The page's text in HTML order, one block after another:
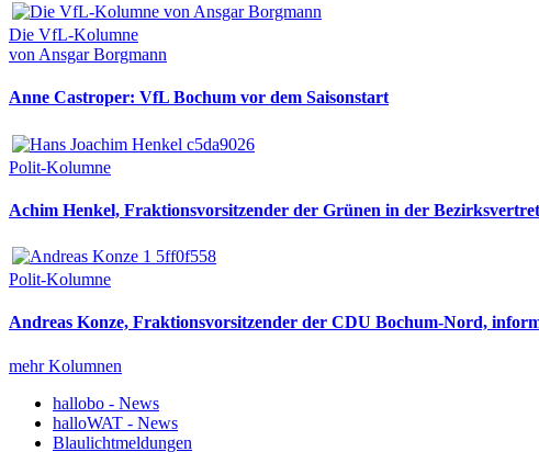
Die VfL-Kolumne
von Ansgar Borgmann
Anne Castroper: VfL Bochum vor dem Saisonstart
Polit-Kolumne
Achim Henkel, Fraktionsvorsitzender der Grünen in der
Polit-Kolumne
Andreas Konze, Fraktionsvorsitzender der CDU Bochum-Nord,
mehr Kolumnen
hallobo - News
halloWAT - News
Blaulichtmeldungen